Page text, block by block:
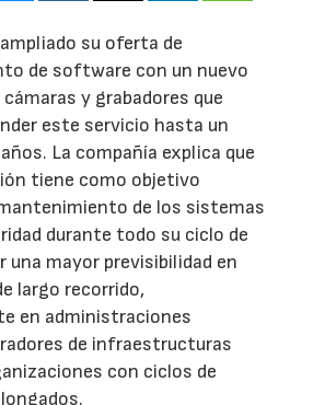
su oferta de
de software con un nuevo
y grabadores que
este servicio hasta un
La compañía explica que
tiene como objetivo
de los sistemas
durante todo su ciclo de
una mayor previsibilidad en
largo recorrido,
en administraciones
de infraestructuras
con ciclos de